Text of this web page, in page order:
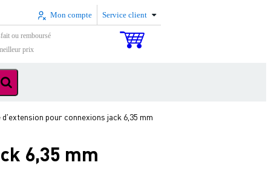
Mon compte Service client
ou remboursé
prix
pour connexions jack 6,35 mm
6,35 mm